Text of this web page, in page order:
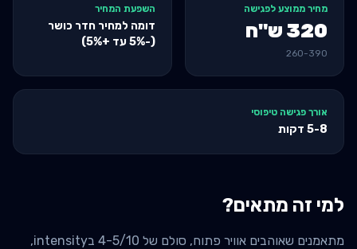
מחיר ממוצע לפגישה
320 ש"ח
260-390
השפעת המחיר
דומה למחיר חדר כושר
(-5% עד +5%)
אורך פגישה טיפוסי
5-8 דקות
למי זה מתאים?
מתאמנים שאוהבים אוויר פתוח, סולם של 4-5/10 בintensity,